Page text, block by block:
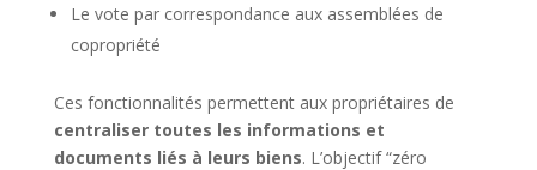
Le vote par correspondance aux assemblées de
copropriété
Ces fonctionnalités permettent aux propriétaires de
centraliser toutes les informations et
documents liés à leurs biens. L’objectif “zéro